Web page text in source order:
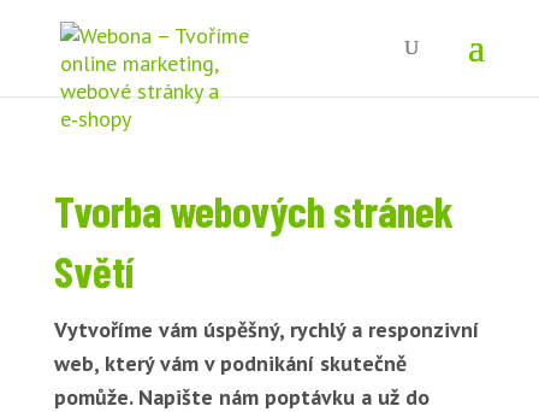
Tvorba webových stránek
Světí
Vytvoříme vám úspěšný, rychlý a responzivní
web, který vám v podnikání skutečně
pomůže. Napište nám poptávku a už do